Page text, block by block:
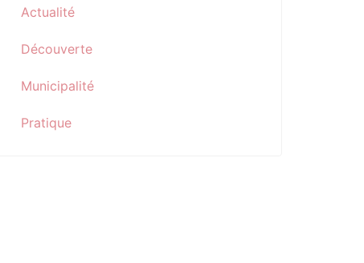
Actualité
Découverte
Municipalité
Pratique